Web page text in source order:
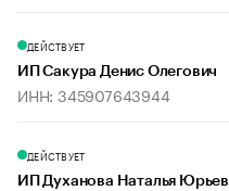
ДЕЙСТВУЕТ
ИП Сакура Денис Олегович
ИНН: 345907643944
ДЕЙСТВУЕТ
ИП Духанова Наталья